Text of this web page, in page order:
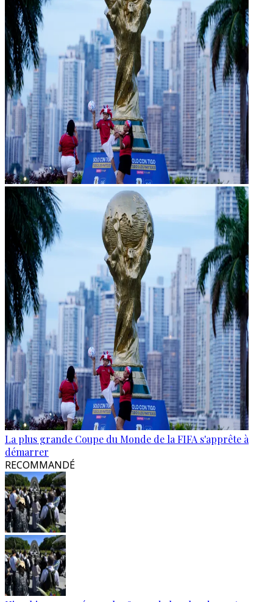
La plus grande Coupe du Monde de la FIFA s'apprête à
démarrer
RECOMMANDÉ